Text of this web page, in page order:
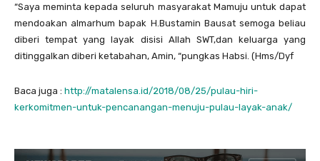
“Saya meminta kepada seluruh masyarakat Mamuju untuk dapat
mendoakan almarhum bapak H.Bustamin Bausat semoga beliau
diberi tempat yang layak disisi Allah SWT,dan keluarga yang
ditinggalkan diberi ketabahan, Amin, “pungkas Habsi. (Hms/Dyf
Baca juga : http://matalensa.id/2018/08/25/pulau-hiri-
kerkomitmen-untuk-pencanangan-menuju-pulau-layak-anak/